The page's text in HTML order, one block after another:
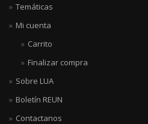
Temáticas
Mi cuenta
Carrito
Finalizar compra
Sobre LUA
Boletín REUN
Contactanos